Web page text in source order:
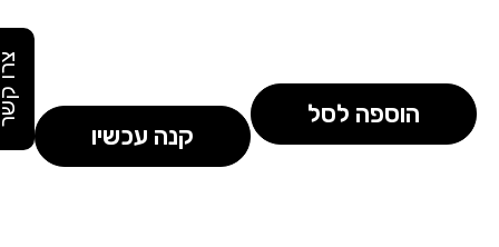
הוספה לסל
קנה עכשיו